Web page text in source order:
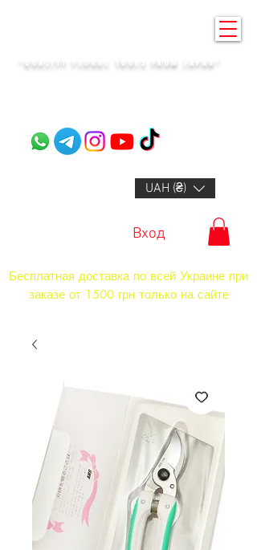
"QUALITY FLORAL TOOLS FROM JAPAN"​
UAH (₴)
Вход
Бесплатная доставка по всей Украине при
заказе от 1500 грн только на сайте